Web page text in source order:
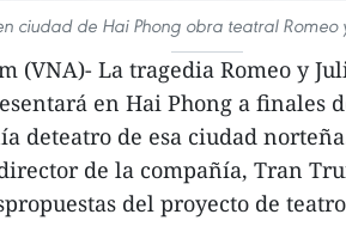
ciudad de Hai Phong obra teatral Romeo
(VNA)- La tragedia Romeo y
en Hai Phong a finales
deteatro de esa ciudad
de la compañía, Tran
del proyecto de